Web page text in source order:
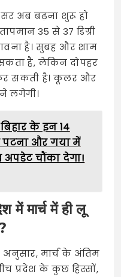
अब बढ़ना शुरू हो
35 से 37 डिग्री
है। सुबह और शाम
है, लेकिन दोपहर
सकती है। कूलर और
लगेगी।
के इन 14
पटना और गया में
चौंका देगा!
में मार्च में ही लू
मार्च के अंतिम
प्रदेश के कुछ हिस्सों,